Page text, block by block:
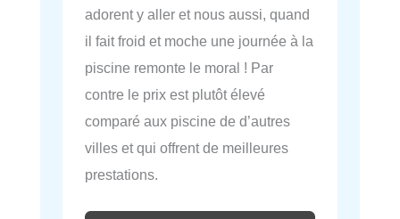
adorent y aller et nous aussi, quand
il fait froid et moche une journée à la
piscine remonte le moral ! Par
contre le prix est plutôt élevé
comparé aux piscine de d’autres
villes et qui offrent de meilleures
prestations.